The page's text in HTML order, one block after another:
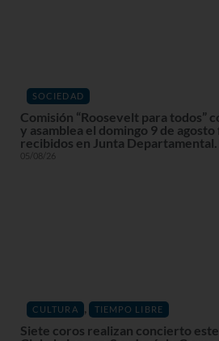
SOCIEDAD
Comisión “Roosevelt para todos”
y asamblea el domingo 9 de
recibidos en Junta
05/08/26
CULTURA , TIEMPO LIBRE
Siete coros realizan concierto